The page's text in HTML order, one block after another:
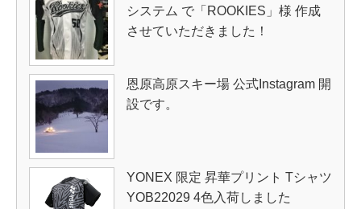
システム で「ROOKIES」様 作成
させていただきました！
恩原高原スキー場 公式Instagram 開
設です。
YONEX 限定 昇華プリント Tシャツ
YOB22029 4色入荷しました